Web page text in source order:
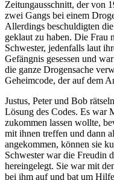
Zeitungausschnitt, der von
zwei Gangs bei einem
Allerdings beschuldigten
geklaut zu haben. Die Frau
Schwester, jedenfalls laut
Gefängnis gesessen und
die ganze Drogensache
Geheimcode, der auf dem
Justus, Peter und Bob
Lösung des Codes. Es war
zukommen lassen wollte,
mit ihnen treffen und dann
angekommen, können sie
Schwester war die Freudin
hereingelegt. Sie war mit
bei ihm auf und bat um